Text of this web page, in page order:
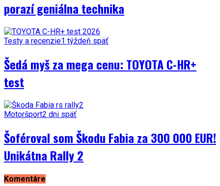
porazí geniálna technika
Testy a recenzie1 týždeň späť
Šedá myš za mega cenu: TOYOTA C-HR+
test
Motoršport2 dni späť
Šoféroval som Škodu Fabia za 300 000 EUR!
Unikátna Rally 2
Komentáre